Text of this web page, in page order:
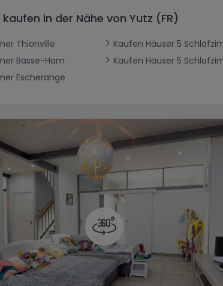
in der Nähe von Yutz (FR)
Thionville
Kaufen Häuser 5
Basse-Ham
Kaufen Häuser 5
Escherange